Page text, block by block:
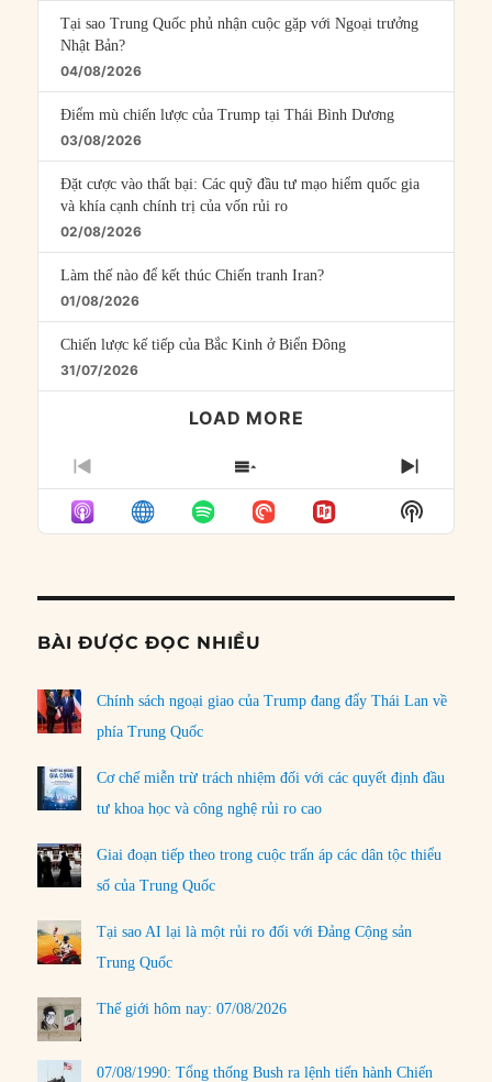
Tại sao Trung Quốc phủ nhận cuộc gặp với Ngoại trưởng
Nhật Bản?
04/08/2026
Điểm mù chiến lược của Trump tại Thái Bình Dương
03/08/2026
Đặt cược vào thất bại: Các quỹ đầu tư mạo hiểm quốc gia
và khía cạnh chính trị của vốn rủi ro
02/08/2026
Làm thế nào để kết thúc Chiến tranh Iran?
01/08/2026
Chiến lược kế tiếp của Bắc Kinh ở Biển Đông
31/07/2026
LOAD MORE
PREVIOUS
EPISODE
SHOW
EPISODES
LIST
NEXT
Show
Podcast
BÀI ĐƯỢC ĐỌC NHIỀU
Chính sách ngoại giao của Trump đang đẩy Thái Lan về
phía Trung Quốc
Cơ chế miễn trừ trách nhiệm đối với các quyết định đầu
tư khoa học và công nghệ rủi ro cao
Giai đoạn tiếp theo trong cuộc trấn áp các dân tộc thiểu
số của Trung Quốc
Tại sao AI lại là một rủi ro đối với Đảng Cộng sản
Trung Quốc
Thế giới hôm nay: 07/08/2026
07/08/1990: Tổng thống Bush ra lệnh tiến hành Chiến